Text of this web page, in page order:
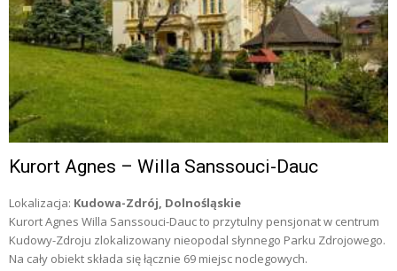
Kurort Agnes – Willa Sanssouci-Dauc
Lokalizacja: Kudowa-Zdrój, Dolnośląskie
Kurort Agnes Willa Sanssouci-Dauc to przytulny pensjonat w centrum
Kudowy-Zdroju zlokalizowany nieopodal słynnego Parku Zdrojowego.
Na cały obiekt składa się łącznie 69 miejsc noclegowych.